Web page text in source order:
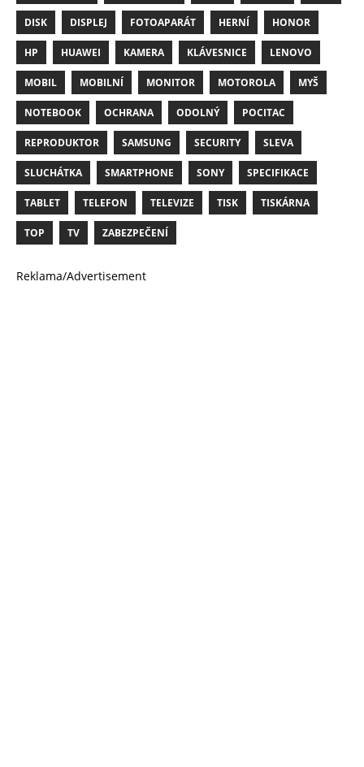
DISK DISPLEJ FOTOAPARÁT HERNÍ HONOR
HP HUAWEI KAMERA KLÁVESNICE LENOVO
MOBIL MOBILNÍ MONITOR MOTOROLA MYŠ
NOTEBOOK OCHRANA ODOLNÝ POCITAC
REPRODUKTOR SAMSUNG SECURITY SLEVA
SLUCHÁTKA SMARTPHONE SONY SPECIFIKACE
TABLET TELEFON TELEVIZE TISK TISKÁRNA
TOP TV ZABEZPEČENÍ
Reklama/Advertisement